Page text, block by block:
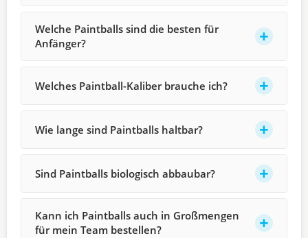
Welche Paintballs sind die besten für
Anfänger?
Welches Paintball-Kaliber brauche ich?
Wie lange sind Paintballs haltbar?
Sind Paintballs biologisch abbaubar?
Kann ich Paintballs auch in Großmengen
für mein Team bestellen?